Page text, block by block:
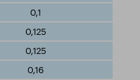
0,1
0,125
0,125
0,16